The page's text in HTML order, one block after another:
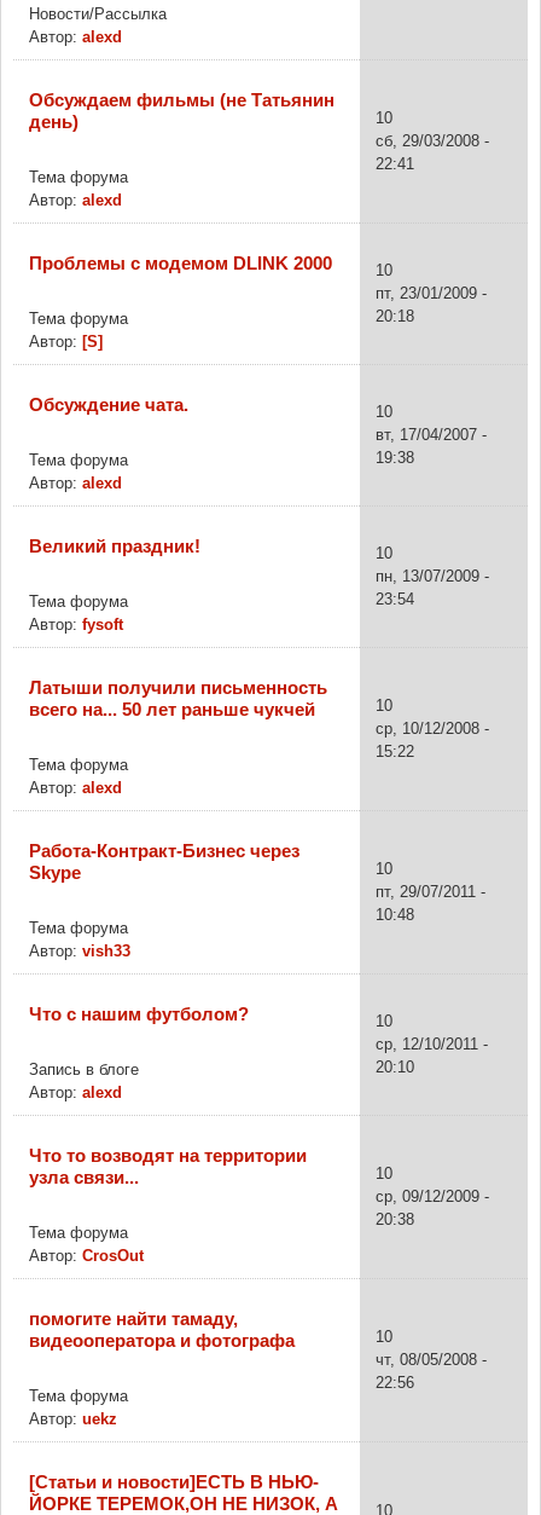
Новости/Рассылка
Автор: alexd
Обсуждаем фильмы (не Татьянин
день)
Тема форума
Автор: alexd
10
сб, 29/03/2008 -
22:41
Проблемы с модемом DLINK 2000
Тема форума
Автор: [S]
10
пт, 23/01/2009 -
20:18
Обсуждение чата.
Тема форума
Автор: alexd
10
вт, 17/04/2007 -
19:38
Великий праздник!
Тема форума
Автор: fysoft
10
пн, 13/07/2009 -
23:54
Латыши получили письменность
всего на... 50 лет раньше чукчей
Тема форума
Автор: alexd
10
ср, 10/12/2008 -
15:22
Работа-Контракт-Бизнес через
Skype
Тема форума
Автор: vish33
10
пт, 29/07/2011 -
10:48
Что с нашим футболом?
Запись в блоге
Автор: alexd
10
ср, 12/10/2011 -
20:10
Что то возводят на территории
узла связи...
Тема форума
Автор: CrosOut
10
ср, 09/12/2009 -
20:38
помогите найти тамаду,
видеооператора и фотографа
Тема форума
Автор: uekz
10
чт, 08/05/2008 -
22:56
[Статьи и новости]ЕСТЬ В НЬЮ-
ЙОРКЕ ТЕРЕМОК,ОН НЕ НИЗОК, А
10